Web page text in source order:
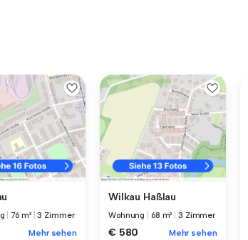
|76 m² |3 Zimmer
Mehr sehen
Wilkau Haßlau
Wohnung 68 m² 3 Zimmer
€ 580 Mehr sehen